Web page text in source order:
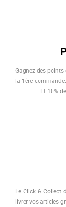
Gagnez des points
la 1ère
Et 10%
Le Click & Collect
livrer vos articles